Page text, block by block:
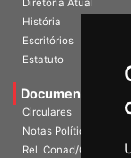
Diretoria Atual
História
Escritórios
Estatuto
Documentos
Circulares
Notas Políticas
Rel. Conad/Congresso